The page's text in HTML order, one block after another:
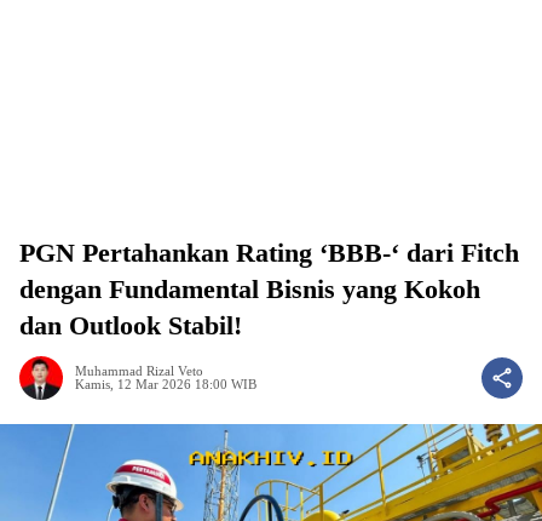
PGN Pertahankan Rating ‘BBB-‘ dari Fitch
dengan Fundamental Bisnis yang Kokoh
dan Outlook Stabil!
Muhammad Rizal Veto
Kamis, 12 Mar 2026 18:00 WIB